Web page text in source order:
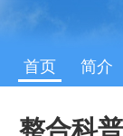
首页 简介
整合科